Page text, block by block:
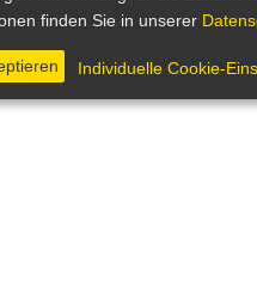
finden Sie in unserer
Individuelle Cookie-